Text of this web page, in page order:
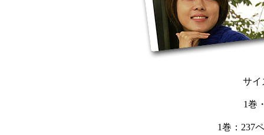
サイ
1巻
1巻：237